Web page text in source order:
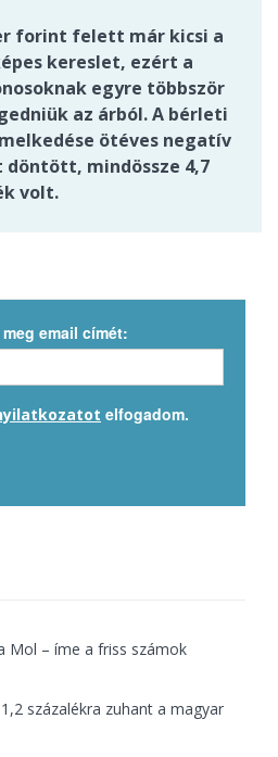
forint felett már kicsi a
kereslet, ezért a
egyre többször
az árból. A bérleti
ötéves negatív
döntött, mindössze 4,7
volt.
email címét:
elfogadom.
Mol – íme a friss számok
százalékra zuhant a magyar